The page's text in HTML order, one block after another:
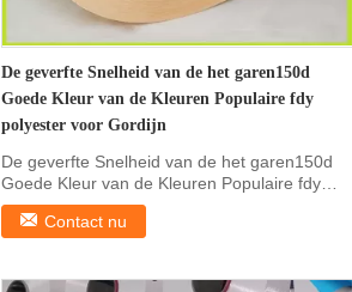
De geverfte Snelheid van de het garen150d
Goede Kleur van de Kleuren Populaire fdy
polyester voor Gordijn
De geverfte Snelheid van de het garen150d
Goede Kleur van de Kleuren Populaire fdy
polyester voor ...
Contact nu